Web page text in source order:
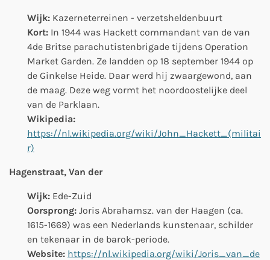
Wijk: Kazerneterreinen - verzetsheldenbuurt
Kort: In 1944 was Hackett commandant van de van
4de Britse parachutistenbrigade tijdens Operation
Market Garden. Ze landden op 18 september 1944 op
de Ginkelse Heide. Daar werd hij zwaargewond, aan
de maag. Deze weg vormt het noordoostelijke deel
van de Parklaan.
Wikipedia:
https://nl.wikipedia.org/wiki/John_Hackett_(militai
r)
Hagenstraat, Van der
Wijk: Ede-Zuid
Oorsprong: Joris Abrahamsz. van der Haagen (ca.
1615-1669) was een Nederlands kunstenaar, schilder
en tekenaar in de barok-periode.
Website: https://nl.wikipedia.org/wiki/Joris_van_de